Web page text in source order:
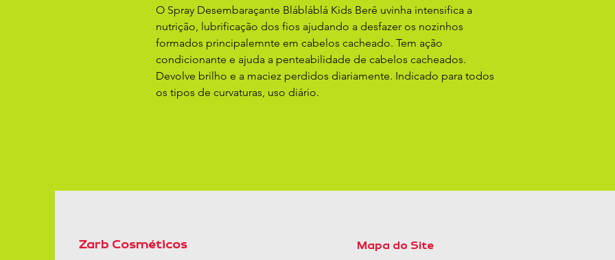
O Spray Desembaraçante Blábláblá Kids Berê uvinha intensifica a
nutrição, lubrificação dos fios ajudando a desfazer os nozinhos
formados principalemnte em cabelos cacheado. Tem ação
condicionante e ajuda a penteabilidade de cabelos cacheados.
Devolve brilho e a maciez perdidos diariamente. Indicado para todos
os tipos de curvaturas, uso diário.
Zarb Cosméticos Mapa do Site